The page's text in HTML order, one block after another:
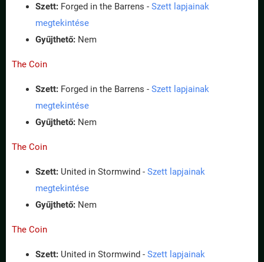
Szett: Forged in the Barrens - Szett lapjainak
megtekintése
Gyűjthető: Nem
The Coin
Szett: Forged in the Barrens - Szett lapjainak
megtekintése
Gyűjthető: Nem
The Coin
Szett: United in Stormwind - Szett lapjainak
megtekintése
Gyűjthető: Nem
The Coin
Szett: United in Stormwind - Szett lapjainak